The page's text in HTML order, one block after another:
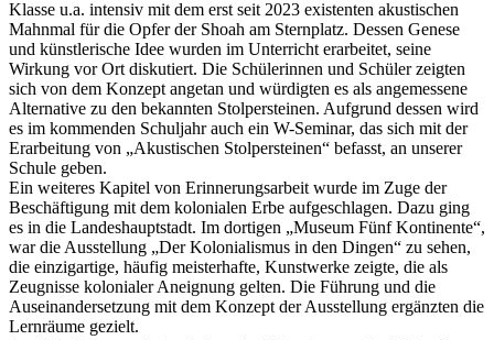
Klasse u.a. intensiv mit dem erst seit 2023 existenten akustischen
Mahnmal für die Opfer der Shoah am Sternplatz. Dessen Genese
und künstlerische Idee wurden im Unterricht erarbeitet, seine
Wirkung vor Ort diskutiert. Die Schülerinnen und Schüler zeigten
sich von dem Konzept angetan und würdigten es als angemessene
Alternative zu den bekannten Stolpersteinen. Aufgrund dessen wird
es im kommenden Schuljahr auch ein W-Seminar, das sich mit der
Erarbeitung von „Akustischen Stolpersteinen“ befasst, an unserer
Schule geben.
Ein weiteres Kapitel von Erinnerungsarbeit wurde im Zuge der
Beschäftigung mit dem kolonialen Erbe aufgeschlagen. Dazu ging
es in die Landeshauptstadt. Im dortigen „Museum Fünf Kontinente“,
war die Ausstellung „Der Kolonialismus in den Dingen“ zu sehen,
die einzigartige, häufig meisterhafte, Kunstwerke zeigte, die als
Zeugnisse kolonialer Aneignung gelten. Die Führung und die
Auseinandersetzung mit dem Konzept der Ausstellung ergänzten die
Lernräume gezielt.